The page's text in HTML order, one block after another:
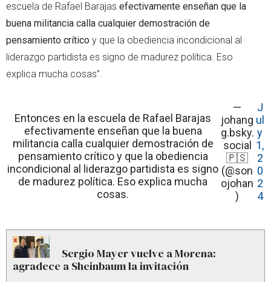
escuela de Rafael Barajas efectivamente enseñan que la
buena militancia calla cualquier demostración de
pensamiento crítico y que la obediencia incondicional al
liderazgo partidista es signo de madurez política. Eso
explica mucha cosas”.
Entonces en la escuela de Rafael Barajas
efectivamente enseñan que la buena
militancia calla cualquier demostración de
pensamiento crítico y que la obediencia
incondicional al liderazgo partidista es signo
de madurez política. Eso explica mucha
cosas.
—
johang
g.bsky.
social
🇵🇸
(@son
ojohan
)
J
ul
y
1,
2
0
2
4
Sergio Mayer vuelve a Morena:
agradece a Sheinbaum la invitación